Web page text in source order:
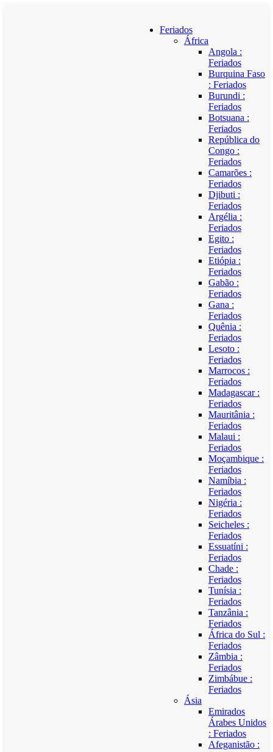
Feriados
África
Angola :
Feriados
Burquina Faso
: Feriados
Burundi :
Feriados
Botsuana :
Feriados
República do
Congo :
Feriados
Camarões :
Feriados
Djibuti :
Feriados
Argélia :
Feriados
Egito :
Feriados
Etiópia :
Feriados
Gabão :
Feriados
Gana :
Feriados
Quênia :
Feriados
Lesoto :
Feriados
Marrocos :
Feriados
Madagascar :
Feriados
Mauritânia :
Feriados
Malaui :
Feriados
Moçambique :
Feriados
Namíbia :
Feriados
Nigéria :
Feriados
Seicheles :
Feriados
Essuatíni :
Feriados
Chade :
Feriados
Tunísia :
Feriados
Tanzânia :
Feriados
África do Sul :
Feriados
Zâmbia :
Feriados
Zimbábue :
Feriados
Ásia
Emirados
Árabes Unidos
: Feriados
Afeganistão :